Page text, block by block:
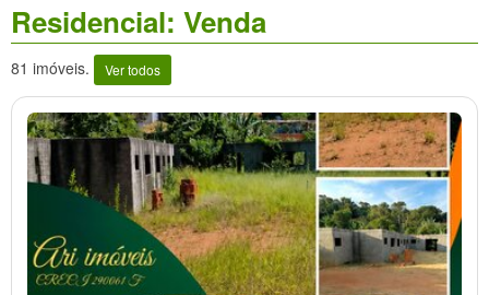
Residencial: Venda
81 imóveis. Ver todos